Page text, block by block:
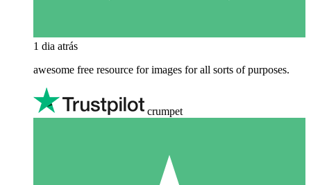
1 dia atrás
awesome free resource for images for all sorts of purposes.
crumpet